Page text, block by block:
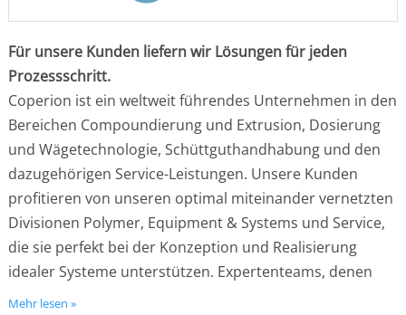
Für unsere Kunden liefern wir Lösungen für jeden
Prozessschritt.
Coperion ist ein weltweit führendes Unternehmen in den
Bereichen Compoundierung und Extrusion, Dosierung
und Wägetechnologie, Schüttguthandhabung und den
dazugehörigen Service-Leistungen. Unsere Kunden
profitieren von unseren optimal miteinander vernetzten
Divisionen Polymer, Equipment & Systems und Service,
die sie perfekt bei der Konzeption und Realisierung
idealer Systeme unterstützen. Expertenteams, denen
u.a. Verfahrenstechniker, Chemiker und
Mehr lesen »